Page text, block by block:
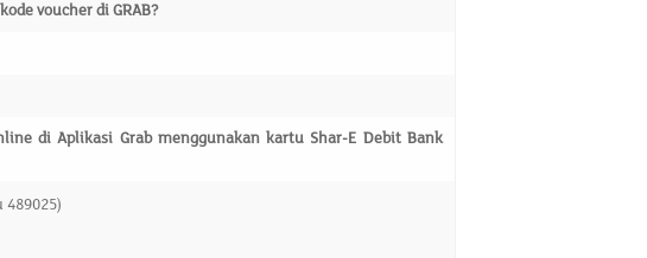
voucher di GRAB?
di Aplikasi Grab menggunakan kartu Shar-E Debit Bank